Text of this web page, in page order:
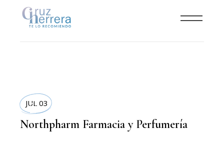
LIFESTYLE
JUL 03
Northpharm Farmacia y Perfumería